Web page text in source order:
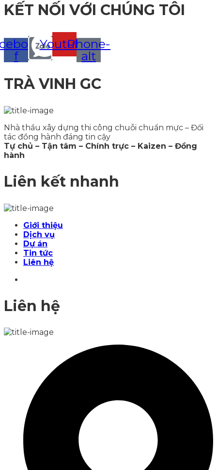
KẾT NỐI VỚI CHÚNG TÔI
f
YoutubePhone-
alt
TRÀ VINH GC
Nhà thầu xây dựng thi công chuỗi chuẩn mực – Đối
tác đồng hành đáng tin cậy
Tự chủ – Tận tâm – Chính trực – Kaizen – Đồng
hành
Liên kết nhanh
Giới thiệu
Dịch vụ
Dự án
Tin tức
Liên hệ
Liên hệ